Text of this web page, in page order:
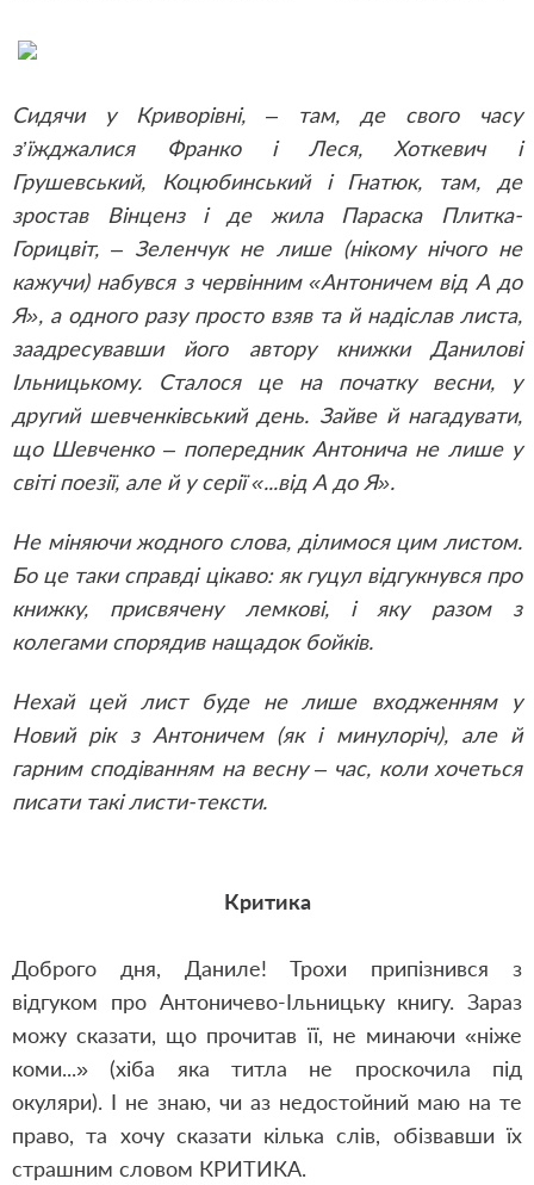
Сидячи у Криворівні, – там, де свого часу
з’їжджалися Франко і Леся, Хоткевич і
Грушевський, Коцюбинський і Гнатюк, там, де
зростав Вінценз і де жила Параска Плитка-
Горицвіт, – Зеленчук не лише (нікому нічого не
кажучи) набувся з червінним «Антоничем від А до
Я», а одного разу просто взяв та й надіслав листа,
заадресувавши його автору книжки Данилові
Ільницькому. Сталося це на початку весни, у
другий шевченківський день. Зайве й нагадувати,
що Шевченко – попередник Антонича не лише у
світі поезії, але й у серії «...від А до Я».
Не міняючи жодного слова, ділимося цим листом.
Бо це таки справді цікаво: як гуцул відгукнувся про
книжку, присвячену лемкові, і яку разом з
колегами спорядив нащадок бойків.
Нехай цей лист буде не лише входженням у
Новий рік з Антоничем (як і минулоріч), але й
гарним сподіванням на весну – час, коли хочеться
писати такі листи-тексти.
Критика
Доброго дня, Даниле! Трохи припізнився з
відгуком про Антоничево-Ільницьку книгу. Зараз
можу сказати, що прочитав її, не минаючи «ніже
коми...» (хіба яка титла не проскочила під
окуляри). І не знаю, чи аз недостойний маю на те
право, та хочу сказати кілька слів, обізвавши їх
страшним словом КРИТИКА.